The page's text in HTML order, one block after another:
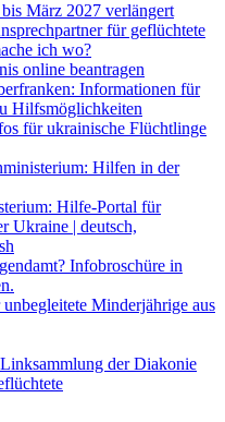
März 2027 verlängert
für geflüchtete
ich wo?
online beantragen
Informationen für
Hilfsmöglichkeiten
für ukrainische Flüchtlinge
Hilfen in der
Hilfe-Portal für
Ukraine | deutsch,
Infobroschüre in
Minderjährige aus
der Diakonie